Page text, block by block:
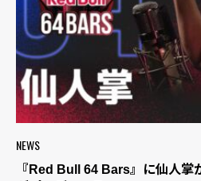
NEWS
『Red Bull 64 Bars』に仙人